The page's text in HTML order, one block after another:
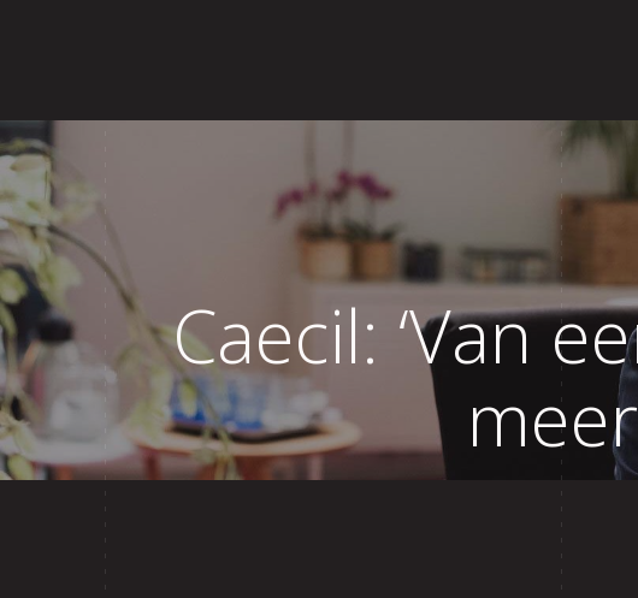
Home Over Lisette Aanbod Reviews
Caecil: ‘Van